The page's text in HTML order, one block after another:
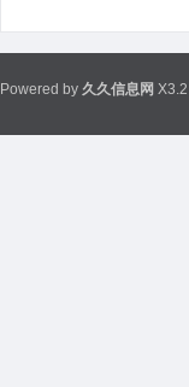
Powered by 久久信息网 X3.2